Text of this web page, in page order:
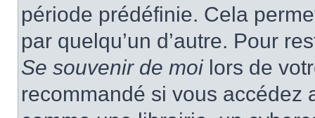
période prédéfinie. Cela
par quelqu’un d’autre. Pour
Se souvenir de moilors de
recommandé si vous accédez